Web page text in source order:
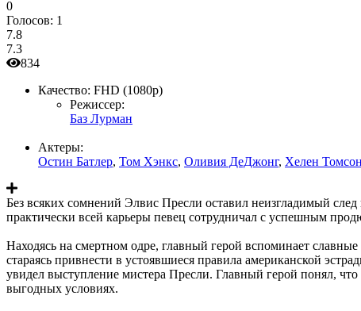
0
Голосов: 1
7.8
7.3
834
Качество: FHD (1080p)
Режиссер:
Баз Лурман
Актеры:
Остин Батлер, Том Хэнкс, Оливия ДеДжонг, Хелен Томсон
Без всяких сомнений Элвис Пресли оставил неизгладимый
практически всей карьеры певец сотрудничал с успешным
Находясь на смертном одре, главный герой вспоминает
стараясь привнести в устоявшиеся правила американской
увидел выступление мистера Пресли. Главный герой понял,
выгодных условиях.